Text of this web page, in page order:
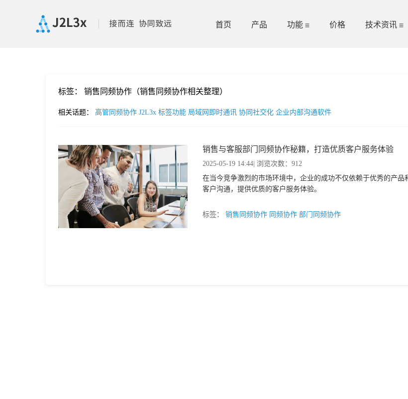
首页 产品 功能 价格 技术资讯
标签： 销售同频协作（销售同频协作相关整理）
相关话题： 高管同频协作 J2L3x 标签功能 局域网即时通讯 协同社交化 企业内部沟通软件
销售与客服部门同频协作秘籍，打造优质客户服务体验
2025-05-19 14:44 | 浏览次数：912
在当今竞争激烈的市场环境中，企业的成功不仅依赖于优秀的产品
客户沟通，提供优质的客户服务体验。
标签： 销售同频协作 同频协作 部门同频协作